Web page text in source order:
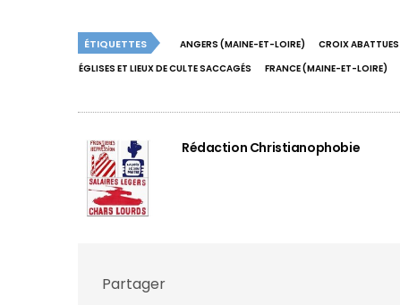
ÉTIQUETTES ANGERS (MAINE-ET-LOIRE) CROIX ABATTUES
ÉGLISES ET LIEUX DE CULTE SACCAGÉS
FRANCE (MAINE-ET-LOIRE)
Rédaction Christianophobie
Partager